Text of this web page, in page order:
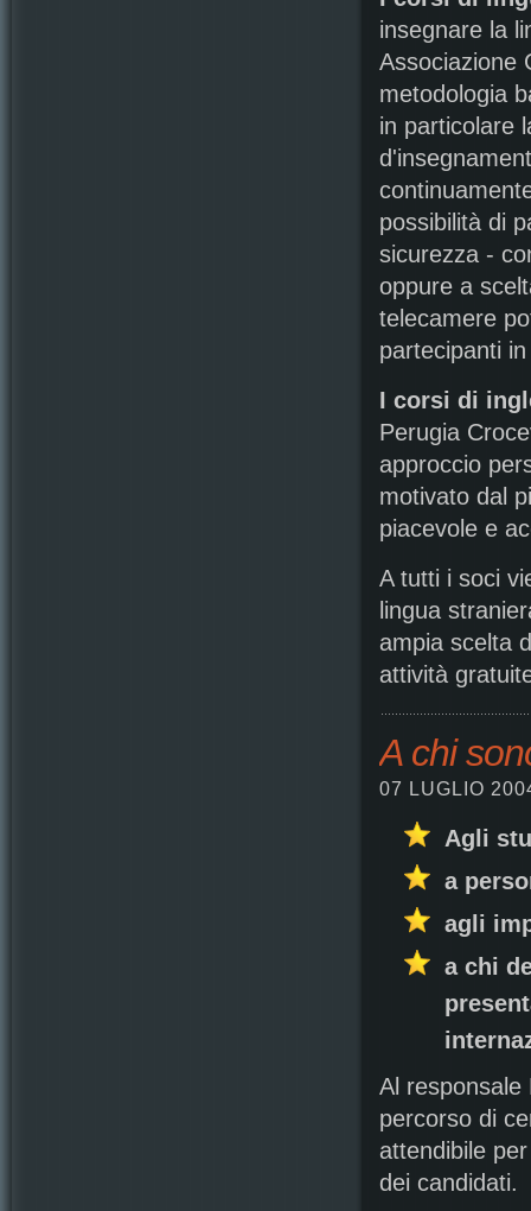
insegnare la
Associazione
metodologia
in particolare
possibilità di
sicurezza -
oppure a
telecamere
partecipanti
I corsi di
Perugia
approccio
motivato dal
piacevole e
A tutti i soci
lingua
ampia scelta
attività
A chi
07 LUGLIO
Agli
a
agli
a chi
Al responsale
percorso di
attendibile
dei candidati.